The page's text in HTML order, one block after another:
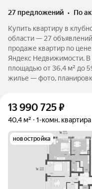
27 предложений •
по
Купить квартиру в
области — 27
продаже квартир по
Яндекс Недвижимости.
площадью от 36,4 м² до
жилье — фото,
13 990 725₽
40,4 м² 1-комн. квартира
новостройка